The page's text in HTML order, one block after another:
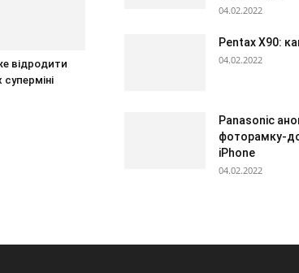
відродити
04.02.2022
Pentax X90:
04.02.2022
Panasonic
фоторамку-
iPhone
04.02.2022